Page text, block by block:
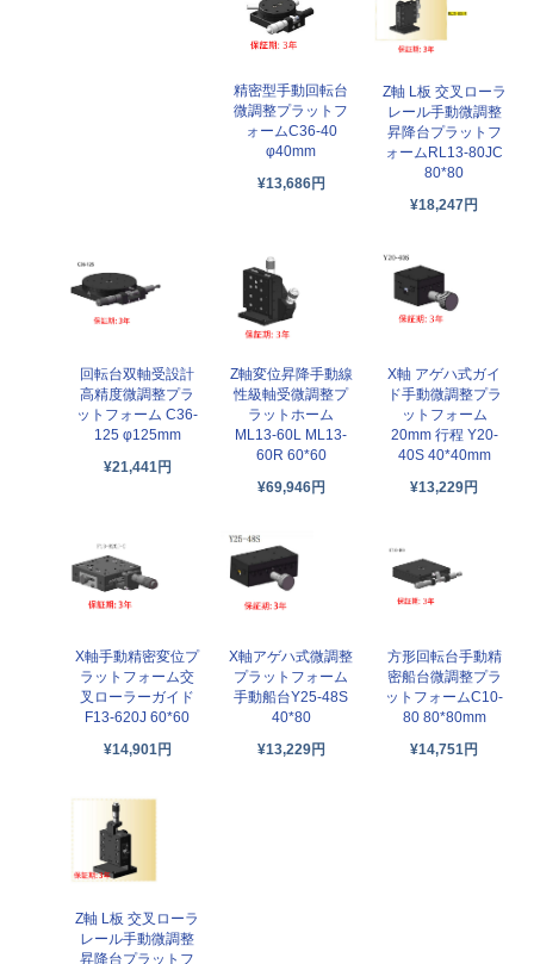
精密型手動回転台
微調整プラットフ
ォームC36-40
φ40mm
¥13,686円
Z軸 L板 交叉ローラ
レール手動微調整
昇降台プラットフ
ォームRL13-80JC
80*80
¥18,247円
回転台双軸受設計
高精度微調整プラ
ットフォーム C36-
125 φ125mm
¥21,441円
Z軸変位昇降手動線
性級軸受微調整プ
ラットホーム
ML13-60L ML13-
60R 60*60
¥69,946円
X軸 アゲハ式ガイ
ド手動微調整プラ
ットフォーム
20mm 行程 Y20-
40S 40*40mm
¥13,229円
X軸手動精密変位プ
ラットフォーム交
叉ローラーガイド
F13-620J 60*60
¥14,901円
X軸アゲハ式微調整
プラットフォーム
手動船台Y25-48S
40*80
¥13,229円
方形回転台手動精
密船台微調整プラ
ットフォームC10-
80 80*80mm
¥14,751円
Z軸 L板 交叉ローラ
レール手動微調整
昇降台プラットフ